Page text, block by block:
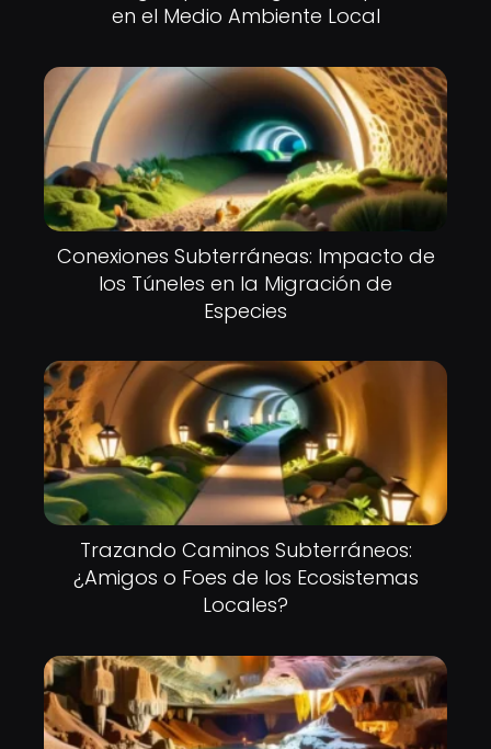
en el Medio Ambiente Local
Conexiones Subterráneas: Impacto de
los Túneles en la Migración de
Especies
Trazando Caminos Subterráneos:
¿Amigos o Foes de los Ecosistemas
Locales?